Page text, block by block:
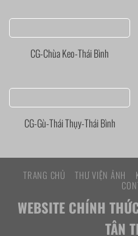
CG-Chùa Keo-Thái Bình
CG-Gù-Thái Thụy-Thái Bình
TRANG CHỦ THƯ VIỆN ẢNH
WEBSITE CHÍNH
TÂN